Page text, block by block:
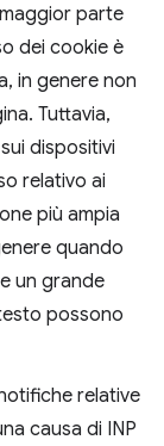
parte
dei cookie è
in genere non
Tuttavia,
dispositivi
relativo ai
più ampia
quando
un grande
possono
relative
causa di INP